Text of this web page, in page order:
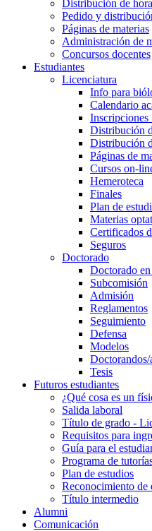
Distribución de
Pedido y
Páginas de materias
Administración de
Concursos docentes
Estudiantes
Licenciatura
Info para
Calendario
Distribución
Distribución
Páginas de
Cursos on-
Hemeroteca
Finales
Plan de
Materias
Certificados
Seguros
Doctorado
Doctorado
Subcomisión
Admisión
Reglamentos
Seguimiento
Defensa
Modelos
Doctorandos/
Tesis
Futuros estudiantes
¿Qué cosa es un
Salida laboral
Título de grado -
Requisitos para
Guía para el
Programa de
Plan de estudios
Reconocimiento de
Título intermedio
Alumni
Comunicación